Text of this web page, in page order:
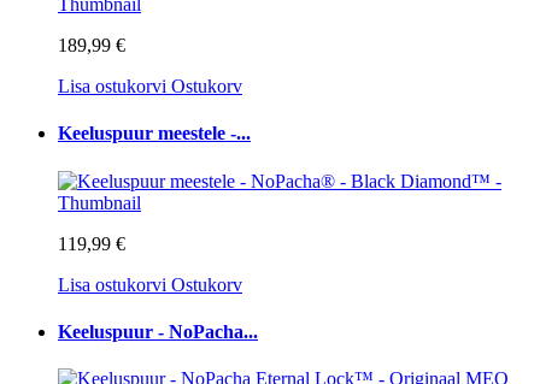
189,99 €
Lisa ostukorvi Ostukorv
Keeluspuur meestele -...
119,99 €
Lisa ostukorvi Ostukorv
Keeluspuur - NoPacha...